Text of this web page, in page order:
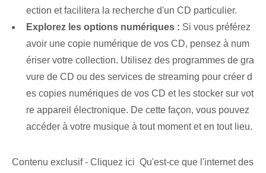
ection et facilitera la recherche d'un CD particulier.
Explorez les options numériques : Si vous préférez
avoir une copie numérique de vos CD, pensez à num
ériser votre collection. Utilisez des programmes de gra
vure de CD ou des services de streaming pour créer d
es copies numériques de vos CD et les stocker sur vot
re appareil électronique. De cette façon, vous pouvez
accéder à votre musique à tout moment et en tout lieu.
Contenu exclusif - Cliquez ici Qu'est-ce que l'internet des